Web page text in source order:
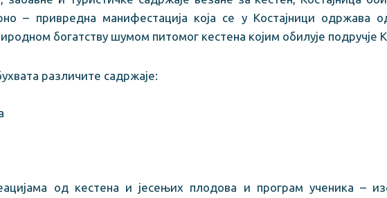
– привредна манифестација која се у Костајници одржава
богатству шумом питомог кестена којим обилује подручје
различите садржаје:
од кестена и јесењих плодова и програм ученика –